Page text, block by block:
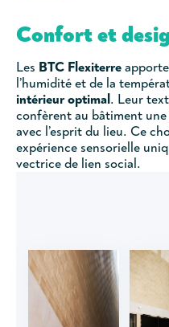
Confort et
Les BTC Flexiterre
l’humidité et de la
intérieur optimal. Leur
confèrent au bâtiment
avec l’esprit du lieu. Ce
expérience sensorielle
vectrice de lien social.